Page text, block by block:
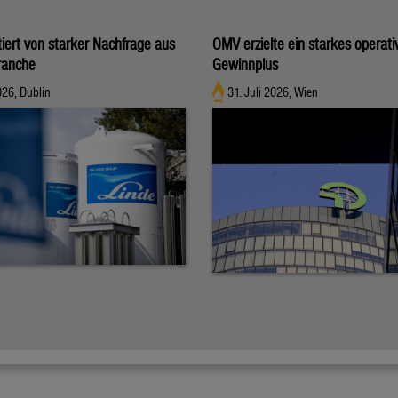
von starker Nachfrage aus
Dublin
OMV erzielte ein starkes
Gewinnplus
31. Juli 2026, Wien